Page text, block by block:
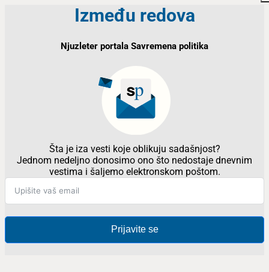
Između redova
Njuzleter portala Savremena politika
Šta je iza vesti koje oblikuju sadašnjost?
Jednom nedeljno donosimo ono što nedostaje dnevnim
vestima i šaljemo elektronskom poštom.
Prijavite se